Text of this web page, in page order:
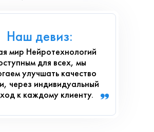
Наш девиз:
мир Нейротехнологий
для всех, мы
улучшать качество
через индивидуальный
к каждому клиенту.